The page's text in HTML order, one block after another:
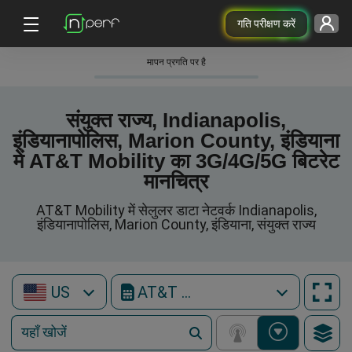
गति परीक्षण करें
मापन प्रगति पर है
संयुक्त राज्य, Indianapolis,
इंडियानापोलिस, Marion County, इंडियाना
में AT&T Mobility का 3G/4G/5G बिटरेट
मानचित्र
AT&T Mobility में सेलुलर डाटा नेटवर्क Indianapolis,
इंडियानापोलिस, Marion County, इंडियाना, संयुक्त राज्य
US AT&T Mobility